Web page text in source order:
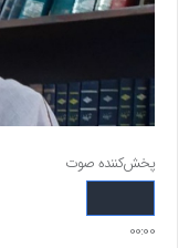
پخش‌کننده صوت
00:00